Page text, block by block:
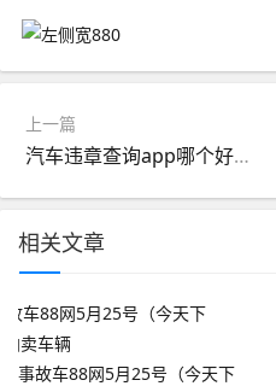
上一篇
汽车违章查询app哪个好_查车辆违章哪个app好_全国违章查询app
相关文章
事故车88网5月25号（今天下